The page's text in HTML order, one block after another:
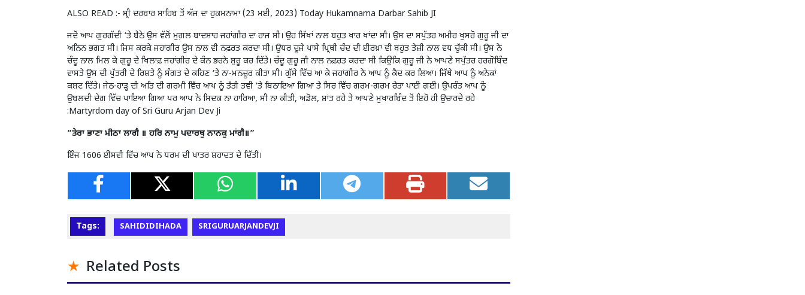
ALSO READ :- ਸ੍ਰੀ ਦਰਬਾਰ ਸਾਹਿਬ ਤੋਂ ਅੱਜ ਦਾ ਹੁਕਮਨਾਮਾ (23 ਮਈ, 2023) Today Hukamnama Darbar Sahib JI
ਜਦੋਂ ਆਪ ਗੁਰਗੱਦੀ ‘ਤੇ ਬੈਠੇ ਉਸ ਵੱਲੋਂ ਮੁਗ਼ਲ ਬਾਦਸ਼ਾਹ ਜਹਾਂਗੀਰ ਦਾ ਰਾਜ ਸੀ। ਉਹ ਸਿੱਖਾਂ ਨਾਲ ਬਹੁਤ ਖ਼ਾਰ ਖਾਂਦਾ ਸੀ। ਉਸ ਦਾ ਸਪੁੱਤਰ ਅਮੀਰ ਖੁਸਰੋ ਗੁਰੂ ਜੀ ਦਾ
ਅਨਿਨ ਭਗਤ ਸੀ। ਜਿਸ ਕਰਕੇ ਜਹਾਂਗੀਰ ਉਸ ਨਾਲ ਵੀ ਨਫ਼ਰਤ ਕਰਦਾ ਸੀ। ਉਧਰ ਦੂਜੇ ਪਾਸੇ ਪ੍ਰਿਥੀ ਚੰਦ ਦੀ ਈਰਖ਼ਾ ਵੀ ਬਹੁਤ ਤੇਜ਼ੀ ਨਾਲ ਵਧ ਚੁੱਕੀ ਸੀ। ਉਸ ਨੇ
ਚੰਦੂ ਨਾਲ ਮਿਲ ਕੇ ਗੁਰੂ ਦੇ ਖਿਲਾਫ਼ ਜਹਾਂਗੀਰ ਦੇ ਕੰਨ ਭਰਨੇ ਸ਼ੁਰੂ ਕਰ ਦਿੱਤੇ। ਚੰਦੂ ਗੁਰੂ ਜੀ ਨਾਲ ਨਫ਼ਰਤ ਕਰਦਾ ਸੀ ਕਿਉਂਕਿ ਗੁਰੂ ਜੀ ਨੇ ਆਪਣੇ ਸਪੁੱਤਰ ਹਰਗੋਬਿੰਦ
ਵਾਸਤੇ ਉਸ ਦੀ ਪੁੱਤਰੀ ਦੇ ਰਿਸ਼ਤੇ ਨੂੰ ਸੰਗਤ ਦੇ ਕਹਿਣ ‘ਤੇ ਨਾ-ਮਨਜ਼ੂਰ ਕੀਤਾ ਸੀ। ਗੁੱਸੇ ਵਿੱਚ ਆ ਕੇ ਜਹਾਂਗੀਰ ਨੇ ਆਪ ਨੂੰ ਕੈਦ ਕਰ ਲਿਆ। ਜਿੱਥੇ ਆਪ ਨੂੰ ਅਨੇਕਾਂ
ਕਸ਼ਟ ਦਿੱਤੇ। ਜੇਠ-ਹਾੜ੍ਹ ਦੀ ਅਤਿ ਦੀ ਗਰਮੀ ਵਿੱਚ ਆਪ ਨੂੰ ਤੱਤੀ ਤਵੀ ‘ਤੇ ਬਿਠਾਇਆ ਗਿਆ ਤੇ ਸਿਰ ਵਿੱਚ ਗਰਮ-ਗਰਮ ਰੇਤਾ ਪਾਈ ਗਈ। ਉਪਰੰਤ ਆਪ ਨੂੰ
ਉਬਲਦੀ ਦੇਗ ਵਿੱਚ ਪਾਇਆ ਗਿਆ ਪਰ ਆਪ ਨੇ ਸਿਦਕ ਨਾ ਹਾਰਿਆ, ਸੀ ਨਾ ਕੀਤੀ, ਅਡੋਲ, ਸ਼ਾਂਤ ਰਹੇ ਤੇ ਆਪਣੇ ਮੁਖਾਰਬਿੰਦ ਤੋਂ ਇਹੋ ਹੀ ਉਚਾਰਦੇ ਰਹੇ
:Martyrdom day of Sri Guru Arjan Dev Ji
“ਤੇਰਾ ਭਾਣਾ ਮੀਠਾ ਲਾਗੈ ॥ ਹਰਿ ਨਾਮੁ ਪਦਾਰਥੁ ਨਾਨਕੁ ਮਾਂਗੈ॥”
ਇੰਜ 1606 ਈਸਵੀ ਵਿੱਚ ਆਪ ਨੇ ਧਰਮ ਦੀ ਖਾਤਰ ਸ਼ਹਾਦਤ ਦੇ ਦਿੱਤੀ।
Tags: SAHIDIDIHADA SRIGURUARJANDEVJI
Related Posts